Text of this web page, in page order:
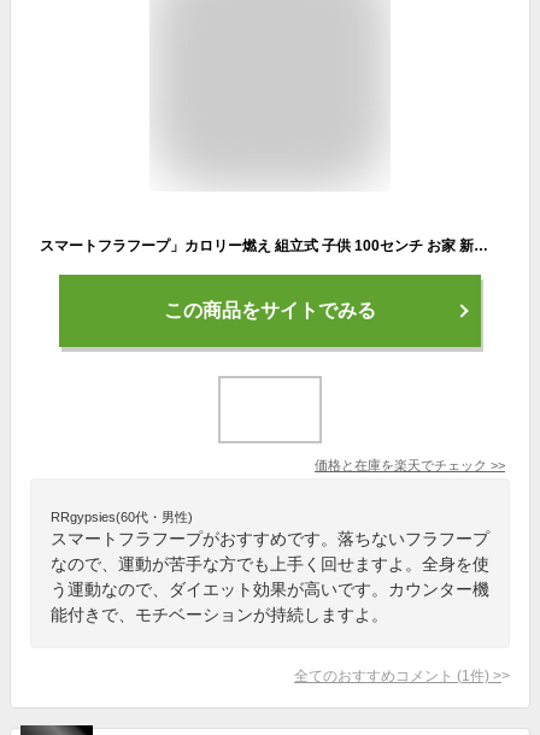
スマートフラフープ」カロリー燃え 組立式 子供 100センチ お家 新体操 キャラクター 重力ボール付き 運動 健康器具フラフープ 落ちない カウンター機能 マッサージ磁石付き スマートフラフープ 脂肪燃焼 ダイエット
この商品をサイトでみる
価格と在庫を楽天でチェック >>
RRgypsies(60代・男性)
スマートフラフープがおすすめです。落ちないフラフープ
なので、運動が苦手な方でも上手く回せますよ。全身を使
う運動なので、ダイエット効果が高いです。カウンター機
能付きで、モチベーションが持続しますよ。
全てのおすすめコメント (1 件) >